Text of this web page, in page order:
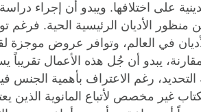
الدينية على اختلافها. ويبدو أن إجراء
منظور الأديان الرئيسية الحية.
في العالم، وتوافر عروض موجزة
يبدو أن جُل هذه الأعمال تقريباً
رغم الاعتراف بأهمية الجنس
غير مخصص لأتباع المانوية الذين